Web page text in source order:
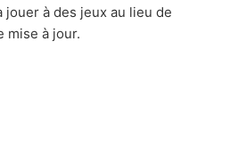
à des jeux au lieu de
mise à jour.